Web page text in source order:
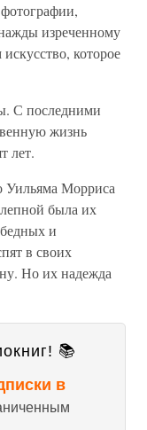
изреченному
которое
С последними
жизнь
лет.
Уильяма Морриса
была их
и
в своих
Но их надежда
📚
в